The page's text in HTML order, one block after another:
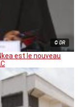
© DR
est le nouveau